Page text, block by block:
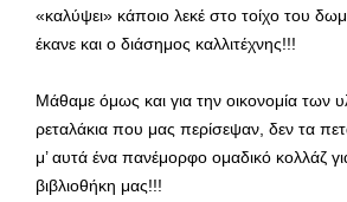
«καλύψει» κάποιο λεκέ στο τοίχο του
έκανε και ο διάσημος καλλιτέχνης!!!
Μάθαμε όμως και για την οικονομία των
ρεταλάκια που μας περίσεψαν, δεν τα
μ’ αυτά ένα πανέμορφο ομαδικό κολλάζ
βιβλιοθήκη μας!!!